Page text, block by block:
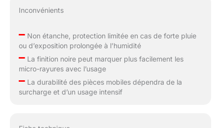
Inconvénients
–Non étanche, protection limitée en cas de forte pluie
ou d’exposition prolongée à l’humidité
–La finition noire peut marquer plus facilement les
micro-rayures avec l’usage
–La durabilité des pièces mobiles dépendra de la
surcharge et d’un usage intensif